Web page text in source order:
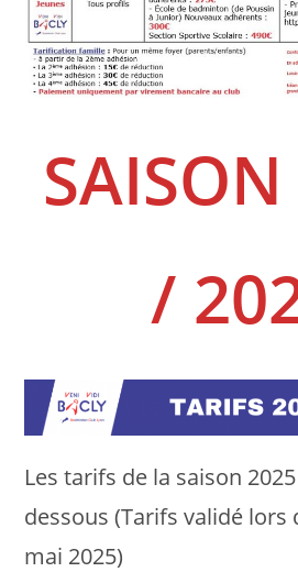
/
Les tarifs de la saison
dessous (Tarifs validé lors
mai 2025)